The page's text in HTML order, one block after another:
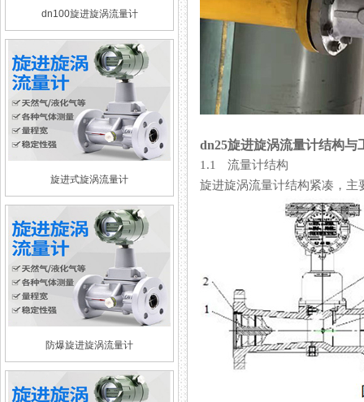
dn100旋进旋涡流量计
旋进式旋涡流量计
防爆旋进旋涡流量计
dn25旋进旋涡流量计结构与
1.1 流量计结构
旋进旋涡流量计结构紧凑，主要